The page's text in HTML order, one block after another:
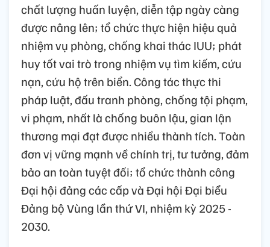
chất lượng huấn luyện, diễn tập ngày càng
được nâng lên; tổ chức thực hiện hiệu quả
nhiệm vụ phòng, chống khai thác IUU; phát
huy tốt vai trò trong nhiệm vụ tìm kiếm, cứu
nạn, cứu hộ trên biển. Công tác thực thi
pháp luật, đấu tranh phòng, chống tội phạm,
vi phạm, nhất là chống buôn lậu, gian lận
thương mại đạt được nhiều thành tích. Toàn
đơn vị vững mạnh về chính trị, tư tưởng, đảm
bảo an toàn tuyệt đối; tổ chức thành công
Đại hội đảng các cấp và Đại hội Đại biểu
Đảng bộ Vùng lần thứ VI, nhiệm kỳ 2025 -
2030.